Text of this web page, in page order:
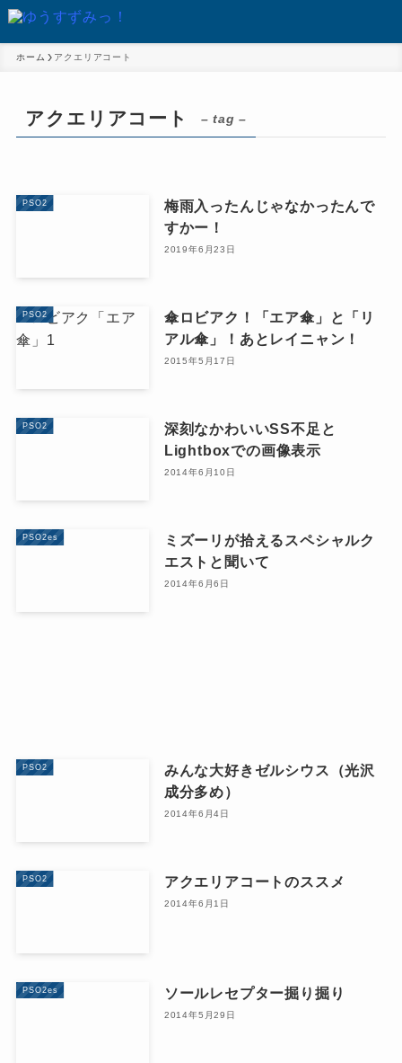
ホーム アクエリアコート
アクエリアコート – tag –
PSO2
梅雨入ったんじゃなかったんで
すかー！
2019年6月23日
PSO2
傘ロビアク！「エア傘」と「リ
アル傘」！あとレイニャン！
2015年5月17日
PSO2
深刻なかわいいSS不足と
Lightboxでの画像表示
2014年6月10日
PSO2es
ミズーリが拾えるスペシャルク
エストと聞いて
2014年6月6日
PSO2
みんな大好きゼルシウス（光沢
成分多め）
2014年6月4日
PSO2 アクエリアコートのススメ
2014年6月1日
PSO2es ソールレセプター掘り掘り
2014年5月29日